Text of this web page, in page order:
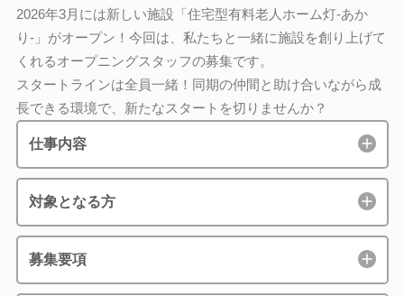
2026年3月には新しい施設「住宅型有料老人ホーム灯-あか
り-」がオープン！今回は、私たちと一緒に施設を創り上げて
くれるオープニングスタッフの募集です。
スタートラインは全員一緒！同期の仲間と助け合いながら成
長できる環境で、新たなスタートを切りませんか？
仕事内容
対象となる方
募集要項